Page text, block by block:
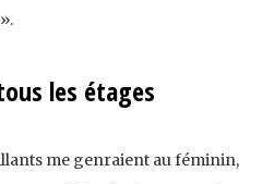
les étages
me genraient au féminin,